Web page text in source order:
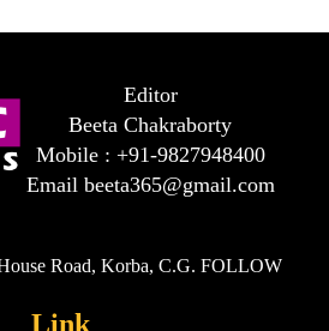
Editor
Beeta Chakraborty
Mobile : +91-9827948400
Email beeta365@gmail.com
Road, Korba, C.G. FOLLOW
Link